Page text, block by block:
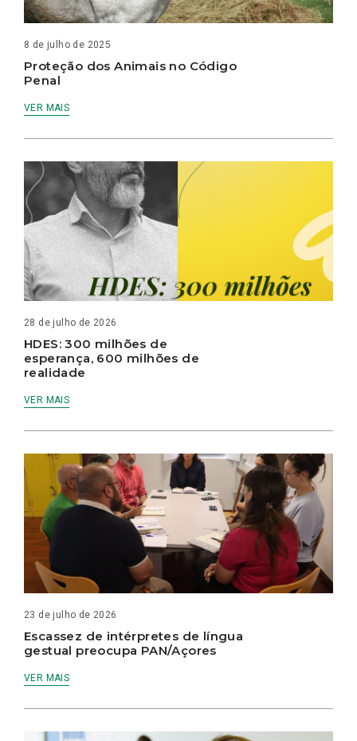
8 de julho de 2025
Proteção dos Animais no Código
Penal
VER MAIS
28 de julho de 2026
HDES: 300 milhões de
esperança, 600 milhões de
realidade
VER MAIS
23 de julho de 2026
Escassez de intérpretes de língua
gestual preocupa PAN/Açores
VER MAIS